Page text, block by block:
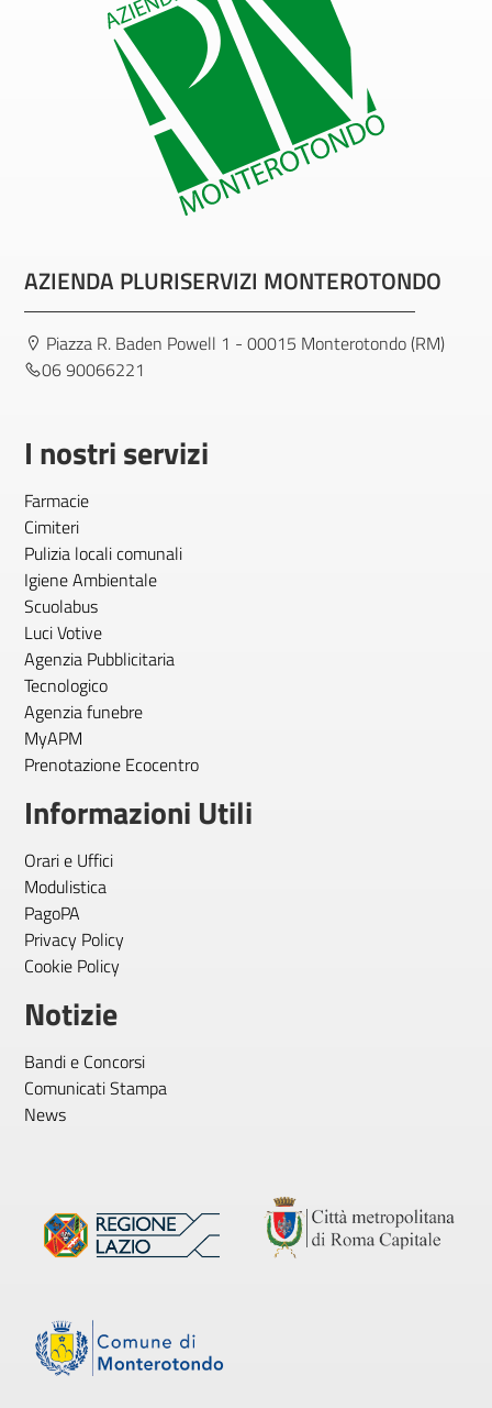
AZIENDA PLURISERVIZI MONTEROTONDO
Piazza R. Baden Powell 1 - 00015 Monterotondo (RM)
06 90066221
I nostri servizi
Farmacie
Cimiteri
Pulizia locali comunali
Igiene Ambientale
Scuolabus
Luci Votive
Agenzia Pubblicitaria
Tecnologico
Agenzia funebre
MyAPM
Prenotazione Ecocentro
Informazioni Utili
Orari e Uffici
Modulistica
PagoPA
Privacy Policy
Cookie Policy
Notizie
Bandi e Concorsi
Comunicati Stampa
News